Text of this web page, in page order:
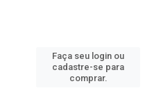
Faça seu login ou
cadastre-se para
comprar.